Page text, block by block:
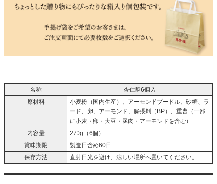
名称
杏仁酥6個入
原材料
小麦粉（国内生産）、アーモンドプードル、砂糖、ラ
ード、卵、アーモンド、膨張剤（BP）、重曹（一部
に小麦・卵・大豆・豚肉・アーモンドを含む）
内容量
270g（6個）
賞味期限
製造日含め60日
保存方法
直射日光を避け、涼しい場所へ置いてください。